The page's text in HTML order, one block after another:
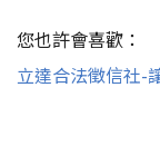
您也許會喜歡：
立達合法徵信社-